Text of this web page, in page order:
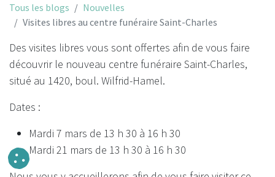
Tous les blogs
Nouvelles
Visites libres au centre funéraire Saint-Charles
Des visites libres vous sont offertes afin de vous faire
découvrir le nouveau centre funéraire Saint-Charles,
situé au 1420, boul. Wilfrid-Hamel.
Dates :
Mardi 7 mars de 13 h 30 à 16 h 30
Mardi 21 mars de 13 h 30 à 16 h 30